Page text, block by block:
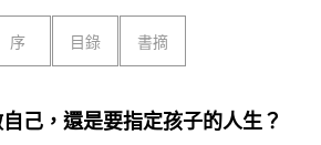
序 目錄 書摘
己，還是要指定孩子的人生？